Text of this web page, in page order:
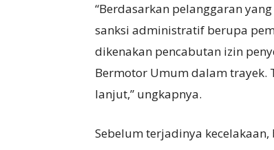
“Berdasarkan pelanggaran
sanksi administratif berupa
dikenakan pencabutan izin
Bermotor Umum dalam
lanjut,” ungkapnya.
Sebelum terjadinya